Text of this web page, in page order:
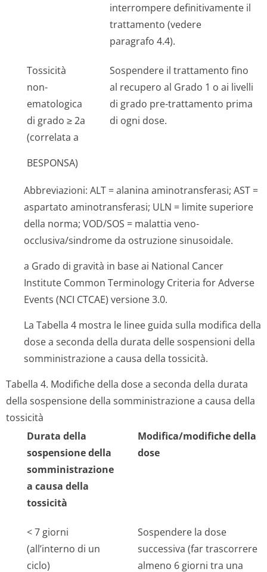
interrompere definitivamente il
trattamento (vedere
paragrafo 4.4).
Tossicità
non-
ematologica
di grado ≥ 2a
(correlata a
BESPONSA)
Sospendere il trattamento fino
al recupero al Grado 1 o ai livelli
di grado pre-trattamento prima
di ogni dose.
Abbreviazioni: ALT = alanina aminotransferasi; AST =
aspartato aminotransferasi; ULN = limite superiore
della norma; VOD/SOS = malattia veno-
occlusiva/sindrome da ostruzione sinusoidale.
a Grado di gravità in base ai National Cancer
Institute Common Terminology Criteria for Adverse
Events (NCI CTCAE) versione 3.0.
La Tabella 4 mostra le linee guida sulla modifica della
dose a seconda della durata delle sospensioni della
somministrazione a causa della tossicità.
Tabella 4. Modifiche della dose a seconda della durata
della sospensione della somministrazione a causa della
tossicità
Durata della
sospensione della
somministrazione
a causa della
tossicità
Modifica/modifiche della
dose
< 7 giorni
(all’interno di un
ciclo)
Sospendere la dose
successiva (far trascorrere
almeno 6 giorni tra una